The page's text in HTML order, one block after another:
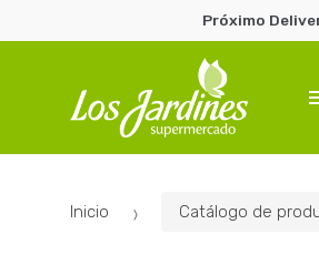
Próximo
Inicio Catálogo de